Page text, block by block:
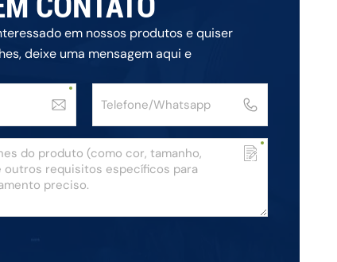
em nossos produtos e quiser
deixe uma mensagem aqui e